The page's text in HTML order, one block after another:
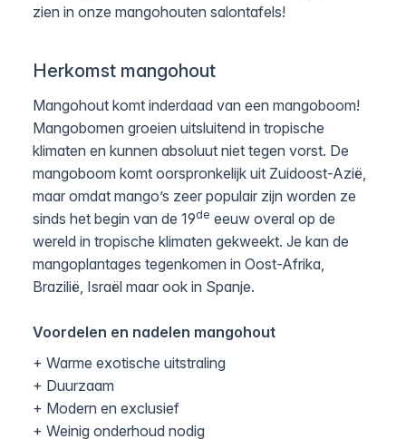
zien in onze mangohouten salontafels!
Herkomst mangohout
Mangohout komt inderdaad van een mangoboom!
Mangobomen groeien uitsluitend in tropische
klimaten en kunnen absoluut niet tegen vorst. De
mangoboom komt oorspronkelijk uit Zuidoost-Azië,
maar omdat mango’s zeer populair zijn worden ze
sinds het begin van de 19de eeuw overal op de
wereld in tropische klimaten gekweekt. Je kan de
mangoplantages tegenkomen in Oost-Afrika,
Brazilië, Israël maar ook in Spanje.
Voordelen en nadelen mangohout
+ Warme exotische uitstraling
+ Duurzaam
+ Modern en exclusief
+ Weinig onderhoud nodig